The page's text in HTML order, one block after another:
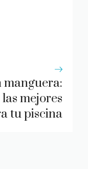
mejores
tu piscina